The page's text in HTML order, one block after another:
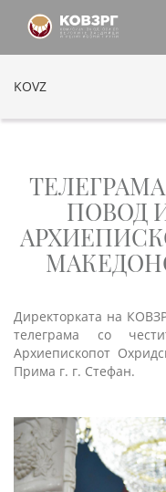
KOVZ
ПОВОД
Директорката на
телеграма со
Архиепископот
Прима г. г. Стефан.